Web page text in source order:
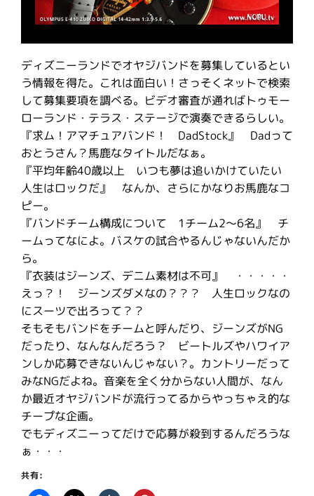
ディズニーランドでオヤジバンドを募集しているとい
う情報を得た。これは面白い！さっそくネットで検索
して募集要項を調べる。ビデオ審査が通ればトゥモー
ローランド・テラス・ステージで演奏できるらしい。
『求ム！アマチュアバンド！ DadStock』 Dadって
おとうさん？馬鹿なタイトルだなぁ。
『平均年齢40歳以上 いつも夢は追いかけていたい
人生はロックだ』 なんか、さらにかなりお馬鹿なコ
ピー。
『バンドチーム構成について 1チーム2〜6名』 チ
ームってなによ。バスケの試合やるんじゃないんだか
ら。
『衣装はジーンズ、デニム素材は不可』 ・・・・・
えっ？！ ジーンズダメなの？？？ 人生ロックなの
にスーツで出ろって？？
そもそもバンドをチームと呼んだり、ジーンズがNG
だったり、なんなんだろう？ ビートルズやハワイア
ンしか応募できないんじゃない？。カントリーだって
みなNGだよね。音楽を全く分からない人間が、なん
か最近オヤジバンドが流行ってるからやっちゃえ的な
チープな企画。
でもディズニーってだけで応募が殺到するんだろうな
ぁ・・・
共有: